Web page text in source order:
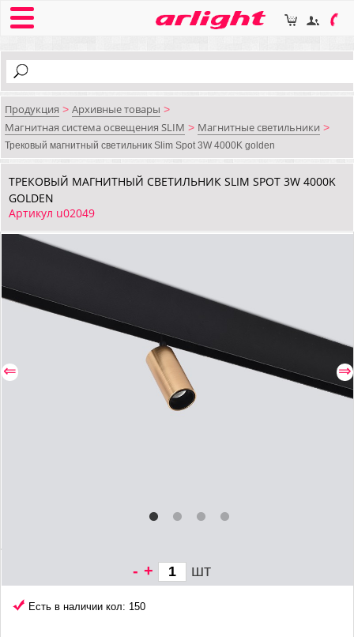
Продукция > Архивные товары >
Магнитная система освещения SLIM > Магнитные светильники >
Трековый магнитный светильник Slim Spot 3W 4000K golden
ТРЕКОВЫЙ МАГНИТНЫЙ СВЕТИЛЬНИК SLIM SPOT 3W 4000K
GOLDEN
Артикул u02049
⇐ ⇒
- + шт
Есть в наличии кол: 150